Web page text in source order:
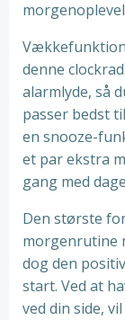
denne
alarmlyde, så
passer bedst
en snooze-
et par ekstra
gang med
Den største
morgenrutine
dog den
start. Ved at
ved din side,